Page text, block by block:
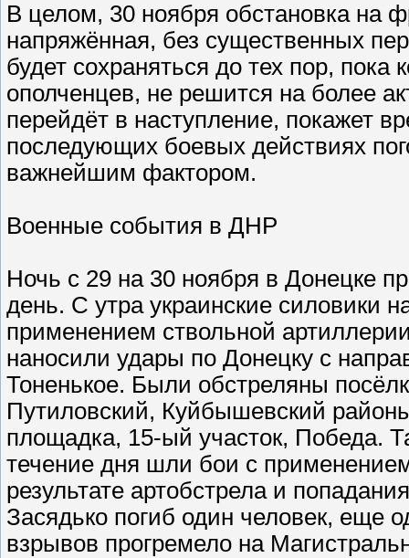
В целом, 30 ноября обстановка на
напряжённая, без существенных
будет сохраняться до тех пор, пока
ополченцев, не решится на более
перейдёт в наступление, покажет
последующих боевых действиях
важнейшим фактором.
Военные события в ДНР
Ночь с 29 на 30 ноября в Донецке
день. С утра украинские силовики
применением ствольной
наносили удары по Донецку с
Тоненькое. Были обстреляны
Путиловский, Куйбышевский
площадка, 15-ый участок, Победа.
течение дня шли бои с
результате артобстрела и
Засядько погиб один человек, еще
взрывов прогремело на